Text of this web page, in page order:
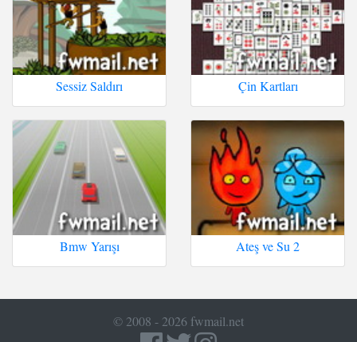
Sessiz Saldırı Çin Kartları
Bmw Yarışı Ateş ve Su 2
© 2008 - 2026 fwmail.net